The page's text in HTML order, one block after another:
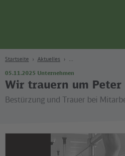
Startseite Aktuelles
05.11.2025 Unternehmen
Wir trauern um Peter
Bestürzung und Trauer bei